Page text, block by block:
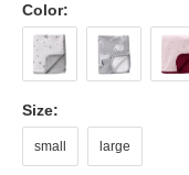
Color:
Size:
small large